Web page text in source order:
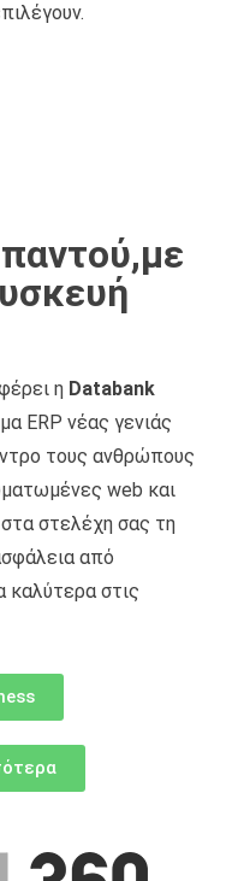
η Databank
ERP νέας γενιάς
τους ανθρώπους
web και
στελέχη σας τη
από
καλύτερα στις